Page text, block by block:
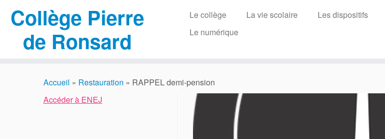
Collège Pierre
de Ronsard
Le collège La vie scolaire Les dispositifs
Le numérique
Accueil » Restauration » RAPPEL demi-pension
Accéder à ENEJ